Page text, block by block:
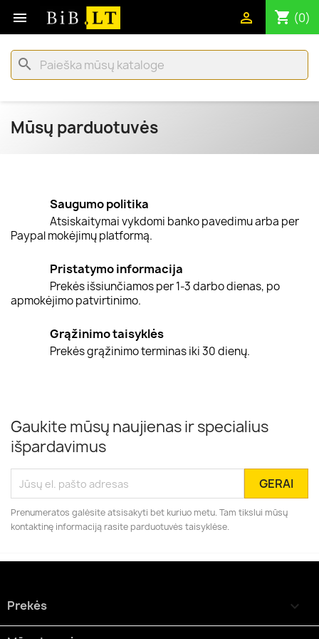
 shopping_cart (0)

search
Mūsų parduotuvės
Saugumo politika
Atsiskaitymai vykdomi banko pavedimu arba per
Paypal mokėjimų platformą.
Pristatymo informacija
Prekės išsiunčiamos per 1-3 darbo dienas, po
apmokėjimo patvirtinimo.
Grąžinimo taisyklės
Prekės grąžinimo terminas iki 30 dienų.
Gaukite mūsų naujienas ir specialius
išpardavimus
Prenumeratos galėsite atsisakyti bet kuriuo metu. Tam tikslui mūsų
kontaktinę informaciją rasite parduotuvės taisyklėse.
Prekės 